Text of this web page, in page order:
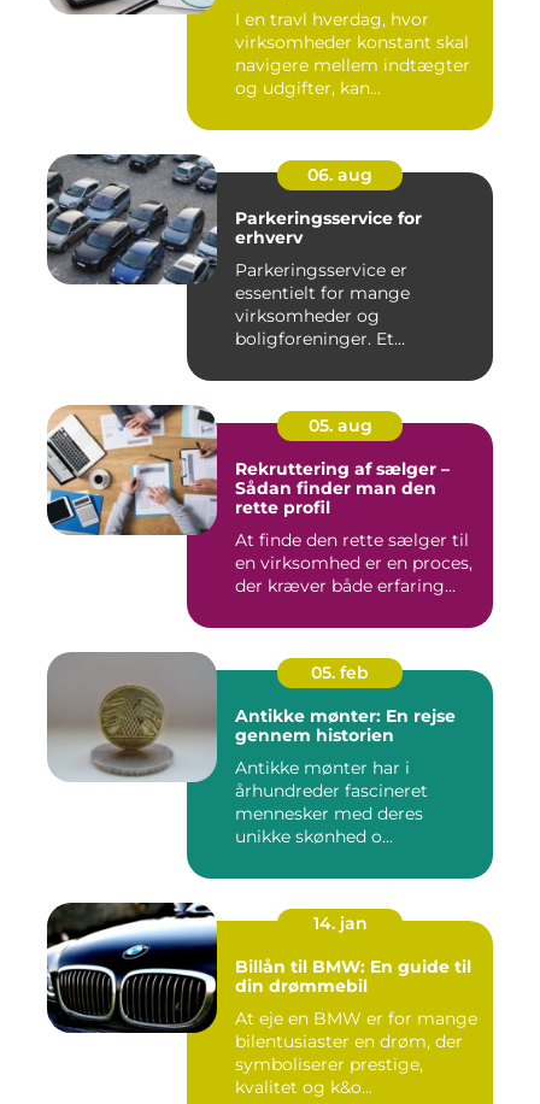
I en travl hverdag, hvor
virksomheder konstant skal
navigere mellem indtægter
og udgifter, kan...
06. aug
Parkeringsservice for
erhverv
Parkeringsservice er
essentielt for mange
virksomheder og
boligforeninger. Et
05. aug
Rekruttering af sælger –
Sådan finder man den
rette profil
At finde den rette sælger til
en virksomhed er en proces,
der kræver både erfaring...
05. feb
Antikke mønter: En rejse
gennem historien
Antikke mønter har i
århundreder fascineret
mennesker med deres
unikke skønhed o...
14. jan
Billån til BMW: En guide til
din drømmebil
At eje en BMW er for mange
bilentusiaster en drøm, der
symboliserer prestige,
kvalitet og k&o...